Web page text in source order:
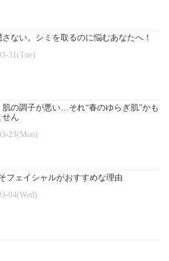
さない。シミを取るのに悩むあなたへ！
31(Tue)
肌の調子が悪い…それ“春のゆらぎ肌”かも
せん
23(Mon)
フェイシャルがおすすめな理由
04(Wed)